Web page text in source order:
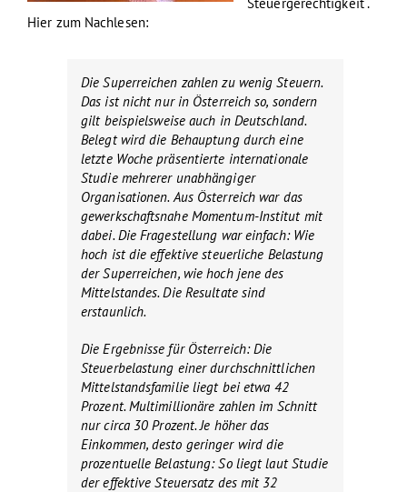
Hier zum Nachlesen:
Die Superreichen zahlen zu wenig Steuern.
Das ist nicht nur in Österreich so, sondern
gilt beispielsweise auch in Deutschland.
Belegt wird die Behauptung durch eine
letzte Woche präsentierte internationale
Studie mehrerer unabhängiger
Organisationen. Aus Österreich war das
gewerkschaftsnahe Momentum-Institut mit
dabei. Die Fragestellung war einfach: Wie
hoch ist die effektive steuerliche Belastung
der Superreichen, wie hoch jene des
Mittelstandes. Die Resultate sind
erstaunlich.
Die Ergebnisse für Österreich: Die
Steuerbelastung einer durchschnittlichen
Mittelstandsfamilie liegt bei etwa 42
Prozent. Multimillionäre zahlen im Schnitt
nur circa 30 Prozent. Je höher das
Einkommen, desto geringer wird die
prozentuelle Belastung: So liegt laut Studie
der effektive Steuersatz des mit 32